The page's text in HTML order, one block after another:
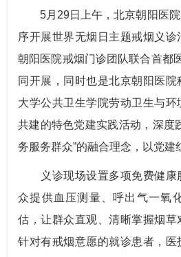
5月29日上午，北京朝阳医院
序开展世界无烟日主题戒烟义
朝阳医院戒烟门诊团队联合首都
同开展，同时也是北京朝阳医
大学公共卫生学院劳动卫生与
共建的特色党建实践活动，深度
务服务群众”的融合理念，以党建
义诊现场设置多项免费健康
众提供血压测量、呼出气一氧
估，让群众直观、清晰掌握烟草
针对有戒烟意愿的就诊患者，医